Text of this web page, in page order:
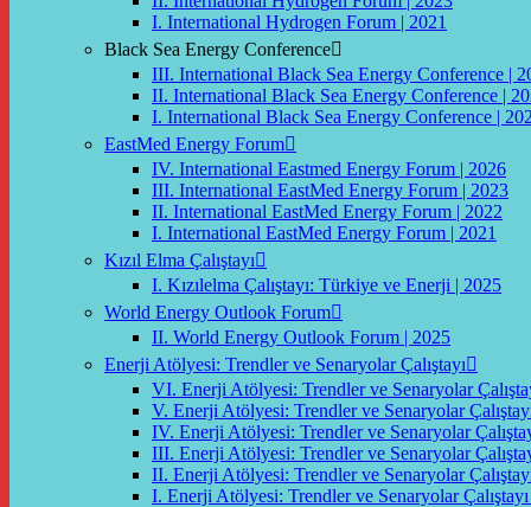
I. International Hydrogen Forum | 2021
Black Sea Energy Conference
III. International Black Sea Energy Conference |
II. International Black Sea Energy Conference |
I. International Black Sea Energy Conference |
EastMed Energy Forum
IV. International Eastmed Energy Forum | 2026
III. International EastMed Energy Forum | 2023
II. International EastMed Energy Forum | 2022
I. International EastMed Energy Forum | 2021
Kızıl Elma Çalıştayı
I. Kızılelma Çalıştayı: Türkiye ve Enerji | 2025
World Energy Outlook Forum
II. World Energy Outlook Forum | 2025
Enerji Atölyesi: Trendler ve Senaryolar Çalıştayı
VI. Enerji Atölyesi: Trendler ve Senaryolar
V. Enerji Atölyesi: Trendler ve Senaryolar
IV. Enerji Atölyesi: Trendler ve Senaryolar
III. Enerji Atölyesi: Trendler ve Senaryolar
II. Enerji Atölyesi: Trendler ve Senaryolar
I. Enerji Atölyesi: Trendler ve Senaryolar